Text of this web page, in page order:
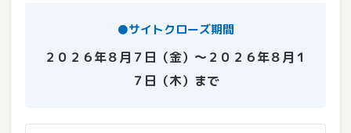
●サイトクローズ期間
２０２６年８月７日（金）～２０２６年８月１
７日（木）まで